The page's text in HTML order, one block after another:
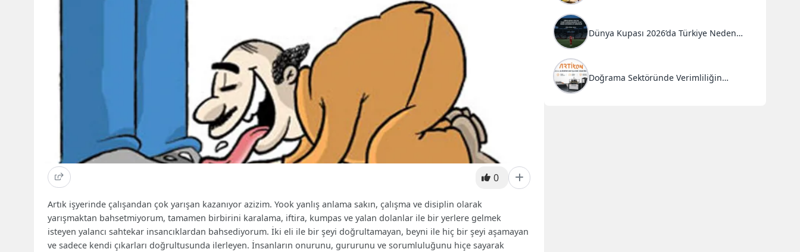
0
Artık işyerinde çalışandan çok yarışan kazanıyor azizim. Yook yanlış anlama sakın, çalışma ve disiplin olarak
yarışmaktan bahsetmiyorum, tamamen birbirini karalama, iftira, kumpas ve yalan dolanlar ile bir yerlere gelmek
isteyen yalancı sahtekar insancıklardan bahsediyorum. İki eli ile bir şeyi doğrultamayan, beyni ile hiç bir şeyi aşamayan
ve sadece kendi çıkarları doğrultusunda ilerleyen. İnsanların onurunu, gururunu ve sorumluluğunu hiçe sayarak
Dünya Kupası 2026’da Türkiye Neden
Doğrama Sektöründe Verimliliğin